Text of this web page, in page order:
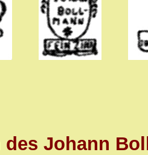
des Johann